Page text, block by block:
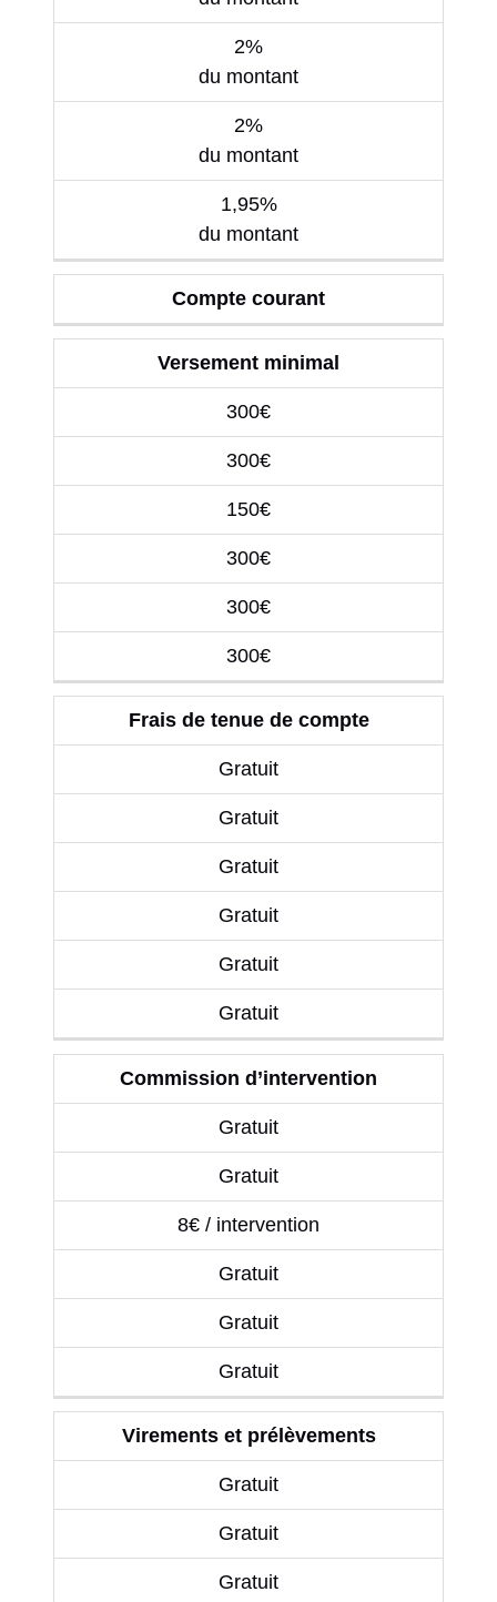
2%
du montant
2%
du montant
1,95%
du montant
Compte courant
Versement minimal
300€
300€
150€
300€
300€
300€
Frais de tenue de compte
Gratuit
Gratuit
Gratuit
Gratuit
Gratuit
Gratuit
Commission d’intervention
Gratuit
Gratuit
8€ / intervention
Gratuit
Gratuit
Gratuit
Virements et prélèvements
Gratuit
Gratuit
Gratuit